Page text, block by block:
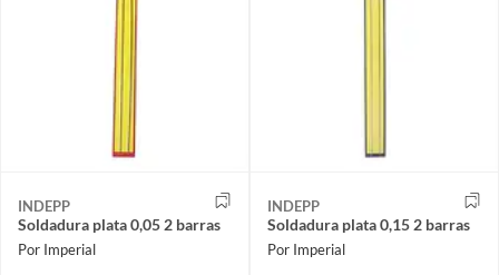
INDEPP
Soldadura plata 0,05 2 barras
Por Imperial
INDEPP
Soldadura plata 0,15 2 barras
Por Imperial